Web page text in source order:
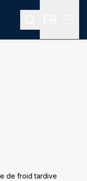
Rechercher
de froid tardive